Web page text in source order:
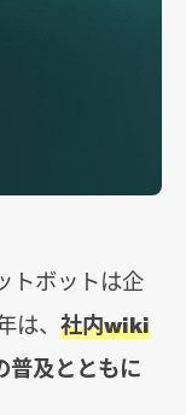
トボットは企
、 社内wiki
普及とともに